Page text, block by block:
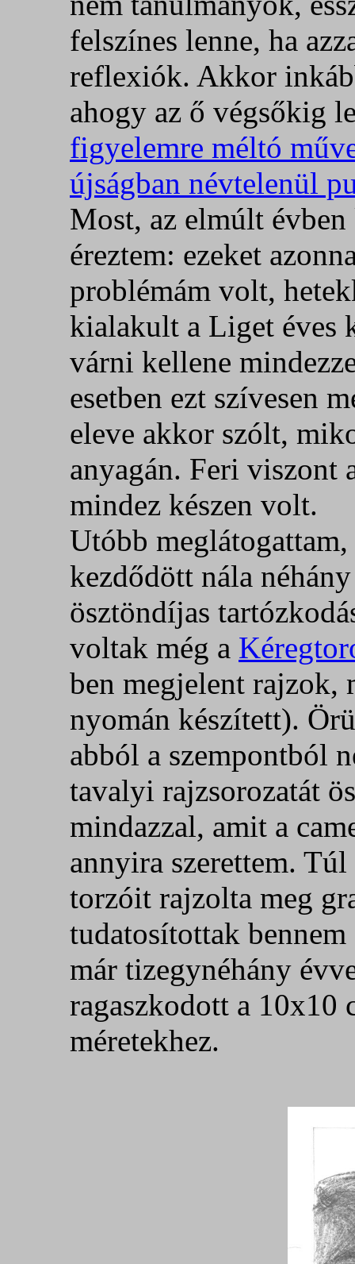
felszínes lenne, ha
reflexiók. Akkor
ahogy az ő végsőkig
figyelemre méltó
újságban névtelenül
Most, az elmúlt
éreztem: ezeket
problémám volt,
kialakult a Liget éves
várni kellene
esetben ezt szívesen
eleve akkor szólt,
anyagán. Feri viszont
mindez készen volt.
Utóbb
kezdődött nála
ösztöndíjas
voltak még a
ben megjelent rajzok,
nyomán készített).
abból a szempontból
tavalyi rajzsorozatát
mindazzal, amit a
annyira szerettem.
torzóit rajzolta meg
tudatosítottak
már tizegynéhány
ragaszkodott a 10x10
méretekhez.